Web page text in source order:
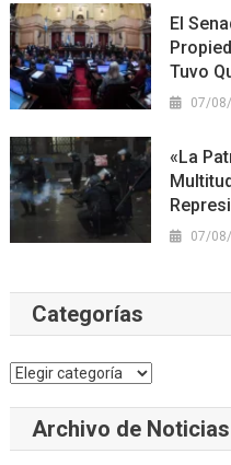
El
Tuvo
07/
«La
07/
Categorías
Categorías
Archivo de Noticias